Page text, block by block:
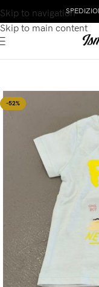
Skip to navigation
Skip to main content
-52%